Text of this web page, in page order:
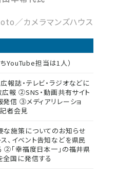
／カメラマンズハウス
YouTube担当は1人）
報誌・テレビ・ラジオなどに
広報 ②SNS・動画共有サイト
発信 ③メディアリレーショ
者会見
施策についてのお知らせ
、イベント告知などを県民
②「幸福度日本一」の福井県
全国に発信する